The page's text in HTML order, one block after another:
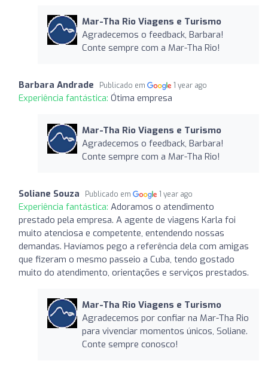
Mar-Tha Rio Viagens e Turismo
Agradecemos o feedback, Barbara!
Conte sempre com a Mar-Tha Rio!
Barbara Andrade Publicado em 1 year ago
Experiência fantástica: Ótima empresa
Mar-Tha Rio Viagens e Turismo
Agradecemos o feedback, Barbara!
Conte sempre com a Mar-Tha Rio!
Soliane Souza Publicado em 1 year ago
Experiência fantástica: Adoramos o atendimento
prestado pela empresa. A agente de viagens Karla foi
muito atenciosa e competente, entendendo nossas
demandas. Havíamos pego a referência dela com amigas
que fizeram o mesmo passeio a Cuba, tendo gostado
muito do atendimento, orientações e serviços prestados.
Mar-Tha Rio Viagens e Turismo
Agradecemos por confiar na Mar-Tha Rio
para vivenciar momentos únicos, Soliane.
Conte sempre conosco!